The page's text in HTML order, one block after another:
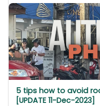
5 tips how to avoid
[UPDATE 11-Dec-2023]